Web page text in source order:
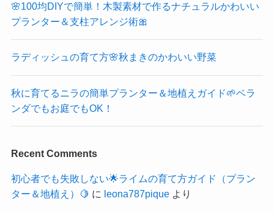
🌸100均DIYで簡単！木製素材で作るナチュラルかわいい
プランター＆支柱アレンジ術🎀
ラディッシュの育て方🌸秋まきのかわいい野菜
秋に育てるニラの簡単プランター＆地植えガイド🌱ベラ
ンダでもお庭でもOK！
Recent Comments
初心者でも失敗しない🌟ライムの育て方ガイド（プラン
ター＆地植え）🍋 に leona787piqueより